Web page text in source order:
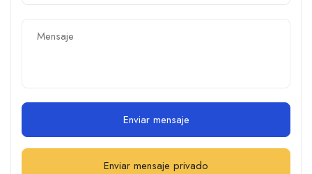
Enviar mensaje
Enviar mensaje privado